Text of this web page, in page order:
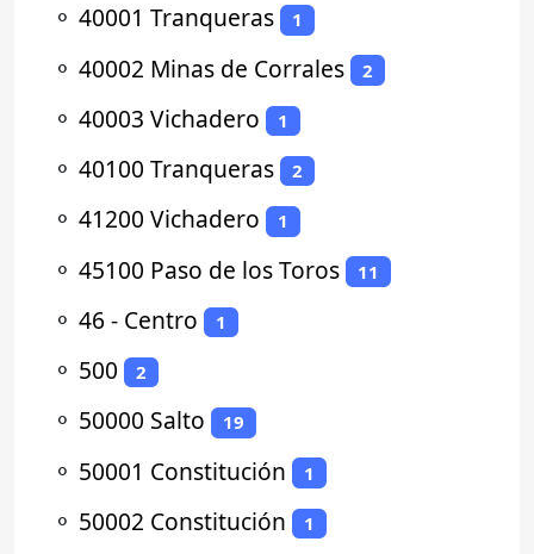
⚬ 40001 Tranqueras 1
⚬ 40002 Minas de Corrales 2
⚬ 40003 Vichadero 1
⚬ 40100 Tranqueras 2
⚬ 41200 Vichadero 1
⚬ 45100 Paso de los Toros 11
⚬ 46 - Centro 1
⚬ 500 2
⚬ 50000 Salto 19
⚬ 50001 Constitución 1
⚬ 50002 Constitución 1